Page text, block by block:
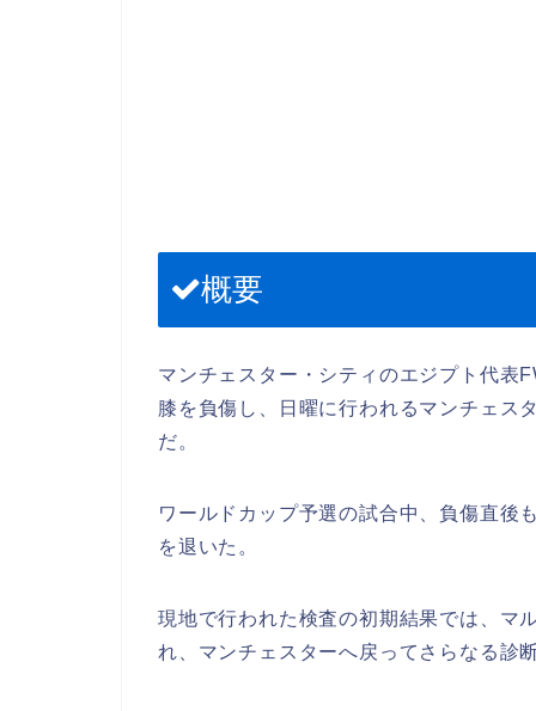
概要
マンチェスター・シティのエジプト代表
膝を負傷し、日曜に行われるマンチェス
だ。
ワールドカップ予選の試合中、負傷直後
を退いた。
現地で行われた検査の初期結果では、マ
れ、マンチェスターへ戻ってさらなる診